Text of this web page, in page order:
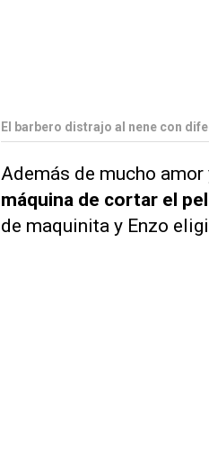
El barbero distrajo al nene con
Además de mucho amor
máquina de cortar el
de maquinita y Enzo